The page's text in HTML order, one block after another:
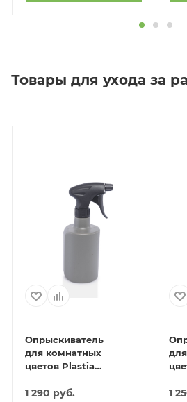
Товары для ухода за
Опрыскиватель
для комнатных
цветов Plastia
1 290 руб. 1